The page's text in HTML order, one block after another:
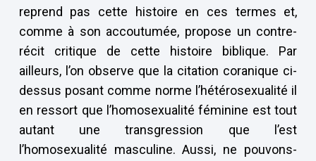
reprend pas cette histoire en ces termes et,
comme à son accoutumée, propose un contre-
récit critique de cette histoire biblique. Par
ailleurs, l’on observe que la citation coranique ci-
dessus posant comme norme l’hétérosexualité il
en ressort que l’homosexualité féminine est tout
autant une transgression que l’est
l’homosexualité masculine. Aussi, ne pouvons-